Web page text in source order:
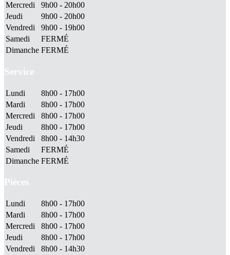
Mercredi
9h00 - 20h00
Jeudi
9h00 - 20h00
Vendredi
9h00 - 19h00
Samedi
FERMÉ
Dimanche FERMÉ
Service
Lundi
8h00 - 17h00
Mardi
8h00 - 17h00
Mercredi
8h00 - 17h00
Jeudi
8h00 - 17h00
Vendredi
8h00 - 14h30
Samedi
FERMÉ
Dimanche FERMÉ
Pièces
Lundi
8h00 - 17h00
Mardi
8h00 - 17h00
Mercredi
8h00 - 17h00
Jeudi
8h00 - 17h00
Vendredi
8h00 - 14h30